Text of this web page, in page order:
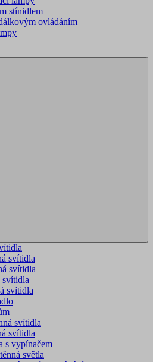
stínidlem
ovládáním
svítidla
svítidla
svítidla
svítidla
svítidla
svítidla
s vypínačem
světla